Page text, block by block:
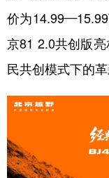
食品
学术中国
价为
京81 2.0共创版亮
民共创模式下的革